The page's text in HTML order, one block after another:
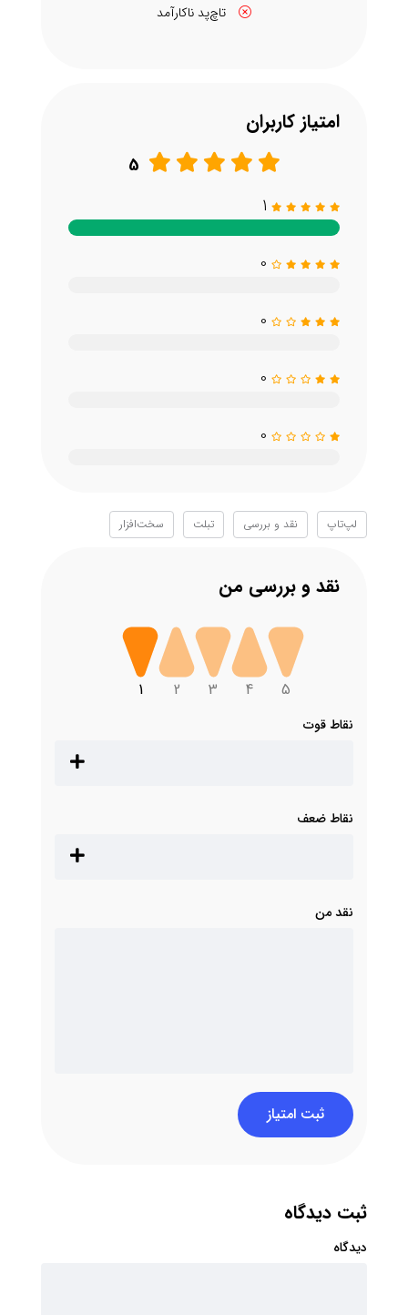
تاچ‌پد ناکارآمد
امتیاز کاربران
5
1
0
0
0
0
لپ‌تاپ نقد و بررسی تبلت سخت‌افزار
نقد و بررسی من
1 2 3 4 5
نقاط قوت
نقاط ضعف
نقد من
ثبت امتیاز
ثبت دیدگاه
دیدگاه